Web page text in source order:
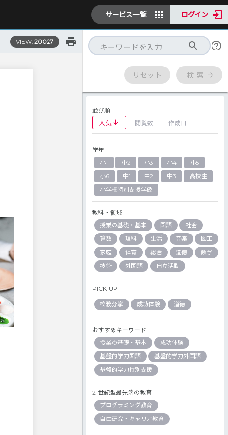
サービス一覧 ログイン
VIEW: 20027
リセット 検 索
並び順
人気
閲覧数 作成日
学年
小1
小2 小3 小4
小5
小6
中1 中2 中3
高校生
小学校特別支援学級
教科・領域
授業の基礎・基本
国語
社会
算数
理科 生活 音楽
図工
家庭
体育 総合 道徳
数学
技術
外国語 自立活動
PICK UP
校務分掌 成功体験 道徳
おすすめキーワード
授業の基礎・基本
成功体験
基盤的学力国語
基盤的学力外国語
基盤的学力特別支援
21世紀型最先端の教育
プログラミング教育
自由研究・キャリア教育